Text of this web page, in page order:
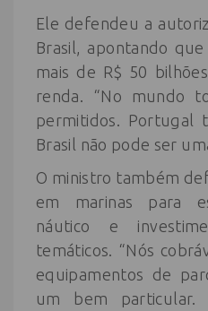
Ele defendeu a
Brasil, apontando
mais de R$ 50
renda. “No mundo
permitidos. Portugal
Brasil não pode ser
O ministro também
em marinas para
náutico e
temáticos. “Nós
equipamentos de
um bem particular.